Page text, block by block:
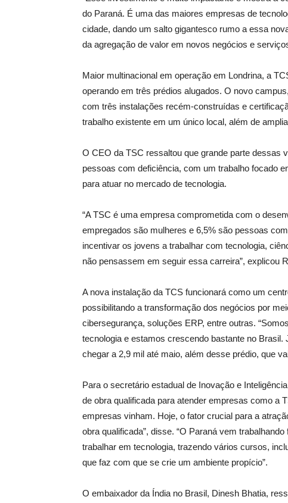
do Paraná. É uma das maiores empresas de
cidade, dando um salto gigantesco rumo a essa
da agregação de valor em novos negócios e
Maior multinacional em operação em Londrina, a
operando em três prédios alugados. O novo
com três instalações recém-construídas e
trabalho existente em um único local, além de
O CEO da TSC ressaltou que grande parte dessas
pessoas com deficiência, com um trabalho focado
para atuar no mercado de tecnologia.
“A TSC é uma empresa comprometida com o
empregados são mulheres e 6,5% são pessoas
incentivar os jovens a trabalhar com tecnologia,
não pensassem em seguir essa carreira”, explicou
A nova instalação da TCS funcionará como um
possibilitando a transformação dos negócios por
cibersegurança, soluções ERP, entre outras.
tecnologia e estamos crescendo bastante no
chegar a 2,9 mil até maio, além desse prédio, que
Para o secretário estadual de Inovação e
de obra qualificada para atender empresas como a
empresas vinham. Hoje, o fator crucial para a
obra qualificada”, disse. “O Paraná vem
trabalhar em tecnologia, trazendo vários cursos,
que faz com que se crie um ambiente propício”.
O embaixador da Índia no Brasil, Dinesh Bhatia,